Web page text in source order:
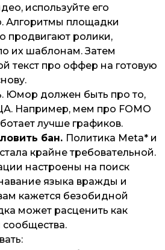
используйте его
Алгоритмы площадки
продвигают ролики,
их шаблонам. Затем
текст про оффер на готовую
Юмор должен быть про то,
Например, мем про FOMO
лучше графиков.
бан. Политика Meta* и
крайне требовательной.
настроены на поиск
языка вражды и
кажется безобидной
может расценить как